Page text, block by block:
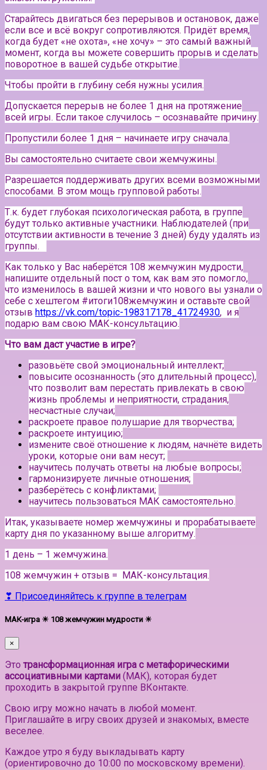
Старайтесь двигаться без перерывов и остановок, даже
если все и всё вокруг сопротивляются. Придёт время,
когда будет «не охота», «не хочу» – это самый важный
момент, когда вы можете совершить прорыв и сделать
поворотное в вашей судьбе открытие.
Чтобы пройти в глубину себя нужны усилия.
Допускается перерыв не более 1 дня на протяжение
всей игры. Если такое случилось – осознавайте причину.
Пропустили более 1 дня – начинаете игру сначала.
Вы самостоятельно считаете свои жемчужины.
Разрешается поддерживать других всеми возможными
способами. В этом мощь групповой работы.
Т.к. будет глубокая психологическая работа, в группе
будут только активные участники. Наблюдателей (при
отсутствии активности в течение 3 дней) буду удалять из
группы.⠀
Как только у Вас наберётся 108 жемчужин мудрости,
напишите отдельный пост о том, как вам это помогло,
что изменилось в вашей жизни и что нового вы узнали о
себе с хештегом #итоги108жемчужин и оставьте свой
отзыв https://vk.com/topic-198317178_41724930, и я
подарю вам свою МАК-консультацию.
Что вам даст участие в игре?
разовьёте свой эмоциональный интеллект;
повысите осознанность (это длительный процесс),
что позволит вам перестать привлекать в свою
жизнь проблемы и неприятности, страдания,
несчастные случаи;
раскроете правое полушарие для творчества;
раскроете интуицию;
измените своё отношение к людям, начнёте видеть
уроки, которые они вам несут;
научитесь получать ответы на любые вопросы;
гармонизируете личные отношения;
разберётесь с конфликтами;
научитесь пользоваться МАК самостоятельно.
Итак, указываете номер жемчужины и прорабатываете
карту дня по указанному выше алгоритму.
1 день – 1 жемчужина.
108 жемчужин + отзыв = МАК-консультация.
❣ Присоединяйтесь к группе в телеграм
МАК-игра ☀ 108 жемчужин мудрости ☀
×
Это трансформационная игра с метафорическими
ассоциативными картами (МАК), которая будет
проходить в закрытой группе ВКонтакте.
Свою игру можно начать в любой момент.
Приглашайте в игру своих друзей и знакомых, вместе
веселее.
Каждое утро я буду выкладывать карту
(ориентировочно до 10:00 по московскому времени).